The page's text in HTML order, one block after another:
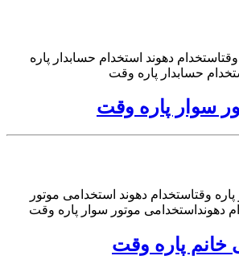
دهوند استخدام حسابدار پاره
حسابدار پاره وقت
سوار پاره وقت
وقتاستخدام دهوند استخدامی موتور
دهونداستخدامی موتور سوار پاره وقت
خانم پاره وقت